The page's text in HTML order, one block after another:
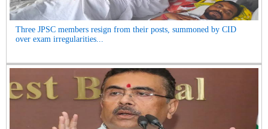
Three JPSC members resign from their posts, summoned by CID
over exam irregularities...